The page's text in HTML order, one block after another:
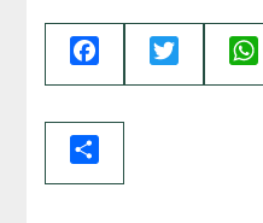
Facebook Twitter